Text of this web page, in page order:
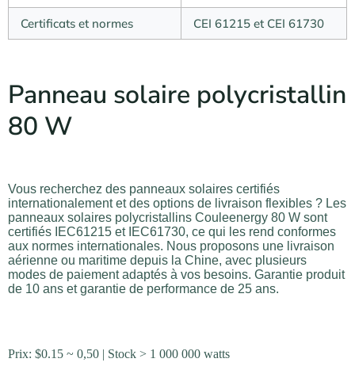
Certificats et normes CEI 61215 et CEI 61730
Panneau solaire polycristallin
80 W
Vous recherchez des panneaux solaires certifiés
internationalement et des options de livraison flexibles ? Les
panneaux solaires polycristallins Couleenergy 80 W sont
certifiés IEC61215 et IEC61730, ce qui les rend conformes
aux normes internationales. Nous proposons une livraison
aérienne ou maritime depuis la Chine, avec plusieurs
modes de paiement adaptés à vos besoins. Garantie produit
de 10 ans et garantie de performance de 25 ans.
Prix: $0.15 ~ 0,50 | Stock > 1 000 000 watts